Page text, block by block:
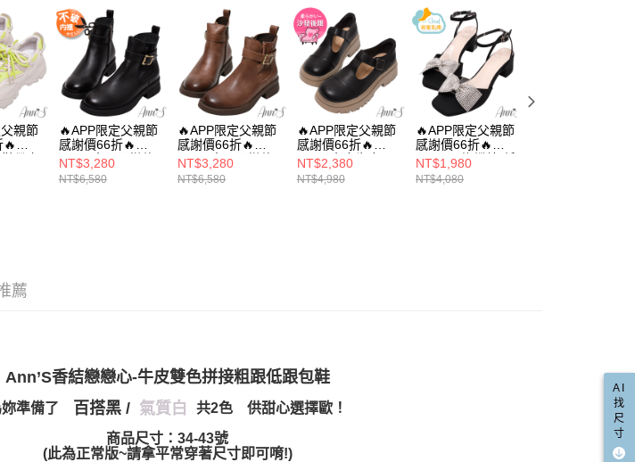
2.透過簡訊連結打開帳單後，可選擇「超商條碼／台灣大直營門市／銀行轉
帳／街口支付／iPASS MONEY」等通路繳費。
【注意事項】
1.本服務係由「台灣大哥大股份有限公司」（以下簡稱本公司）所提供，讓
用戶於交易時，得透過本服務購買商品或服務，並由商店將買賣／分期付
款買賣價金債權讓與本公司後，依約使用本公司帳單繳交帳款。
2.基於同意付款使用「大哥付你分期」之契約關係目的，商店將以您的個人
資料（包含姓名、電話或地址）提供予台灣大哥大進項蒐集、處理及利
用，由本公司與您本人進行分期帳單所需資料之確認、核對及更正。
3.完整用戶服務條款，請詳閱以下連結：
https://oppay.tw/userRule
付」結帳頁面，進行簡訊認證並確認金額後，即可完成結帳。
２．訂單成立數日內，您將收到繳費通知簡訊。
３．收到繳費通知簡訊後14天內，點擊此簡訊中的連結，可透過四大超商
／ATM／網路銀行／等多元方式進行付款，方視為交易完成。
※ 請注意：結帳手續完成當下不需立刻繳費，但若您需要取消訂單，請聯
絡購買商品的店家。未經商家同意取消之訂單仍視為有效，需透過AFTEE
先享後付繳納相關費用。
※ 交易是否成功請以「AFTEE先享後付 」之結帳頁面顯示為準，若有關於
是否繳費成功／繳費後需取消欲退款等相關疑問，請聯繫「AFTEE先享後
付客戶支援中心」
https://netprotections.freshdesk.com/support/home
結果請求用戶進行身份認證。
５．嚴禁一人註冊多個帳號或使用他人資訊註冊。若發現惡意使用之情
形，恩沛科技股份有限公司將有權停止該用戶之使用額度並採取法律行
動。
付款後全家取貨
每筆NT$100，滿NT$999(含以上)免運費
萊爾富付款取貨
每筆NT$100，滿NT$999(含以上)免運費
付款後萊爾富取貨
每筆NT$100，滿NT$999(含以上)免運費
國家/地區配送(非順豐配送，勿填寫順豐智能櫃地址)
國家/地區配送(限中國大陸地區)
埃及腳
選材質 漆皮
選材質 合成皮
海外港澳直送專區
8月限時活動 🔥 APP限定 / 父親節感謝價66折
本月主題推薦 🎀蝴蝶結專區
35號以下小尺寸專區
親節
帶立
底老
🔥APP限定父親節
感謝價66折🔥
Ann’S大眾百搭款-
復古擦色牛皮真皮
低跟短靴4cm-黑
NT$3,280
NT$6,580
🔥APP限定父親節
感謝價66折🔥
Ann’S大眾百搭款-
復古擦色牛皮真皮
低跟短靴4cm-棕
NT$3,280
NT$6,580
🔥APP限定父親節
感謝價66折🔥
Ann’S真皮牛皮厚
底T字瑪莉珍包鞋
5cm-黑
NT$2,380
NT$4,980
🔥APP限定父親節
感謝價66折🔥
Ann’S黑蝴蝶結-低
跟粗跟涼鞋4.5cm-
黑
NT$1,980
NT$4,080
薦
Ann’S香結戀戀心-牛皮雙色拼接粗跟低跟包鞋
準備了 百搭黑 / 氣質白 共2色 供甜心選擇歐！
商品尺寸：34-43號
(此為正常版~請拿平常穿著尺寸即可唷!)
AI
找
尺
寸